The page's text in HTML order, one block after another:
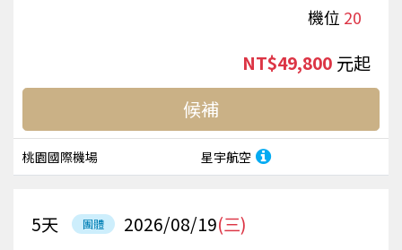
機位 20
桃園國際機場 星宇航空
NT$49,800 起
候補
團體 2026/08/19(三)
5天